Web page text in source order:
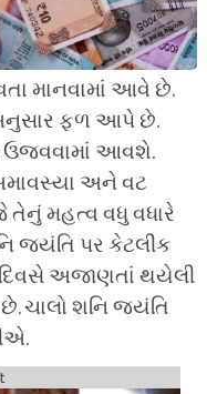
માનવામાં આવે છે.
ફળ આપે છે.
ઉજવવામાં આવશે.
અને વટ
મહત્વ વધુ વધારે
જયંતિ પર કેટલીક
અજાણતાં થયેલી
ચાલો શનિ જયંતિ